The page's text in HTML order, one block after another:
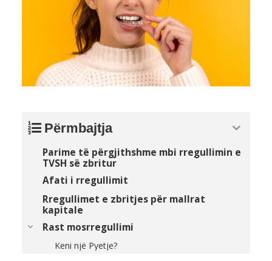
Përmbajtja
Parime të përgjithshme mbi rregullimin e
TVSH së zbritur
Afati i rregullimit
Rregullimet e zbritjes për mallrat
kapitale
Rast mosrregullimi
Keni një Pyetje?